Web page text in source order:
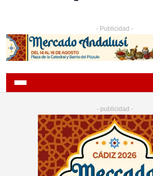
- Publicidad -
- publicidad -